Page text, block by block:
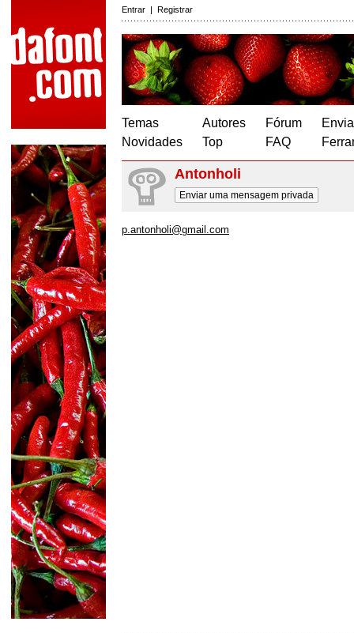
Entrar | Registrar
Temas
Novidades
Autores
Top
Fórum
FAQ
Antonholi
Enviar uma mensagem privada
p.antonholi@gmail.com